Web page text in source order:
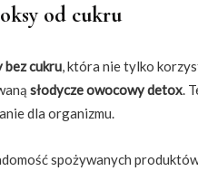
od cukru
bez cukru, która nie tylko
słodycze owocowy detox.
dla organizmu.
spożywanych